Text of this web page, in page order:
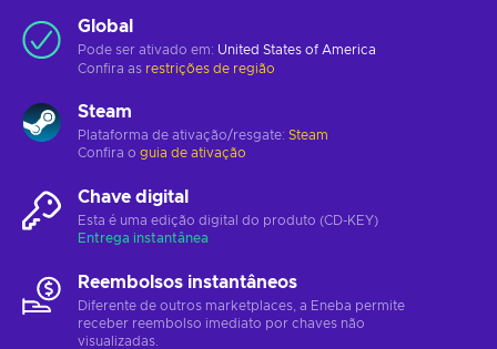
Global
Pode ser ativado em: United States of America
Confira as restrições de região
Steam
Plataforma de ativação/resgate: Steam
Confira o guia de ativação
Chave digital
Esta é uma edição digital do produto (CD-KEY)
Entrega instantânea
Reembolsos instantâneos
Diferente de outros marketplaces, a Eneba permite
receber reembolso imediato por chaves não
visualizadas.